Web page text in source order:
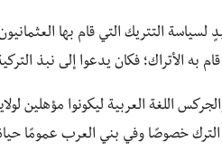
التتريك التي قام بها
به الأتراك؛ فكان يدعوا إلى نبذ
اللغة العربية ليكونوا مؤهلين
الترك خصوصًا وفي بني العرب عمومًا